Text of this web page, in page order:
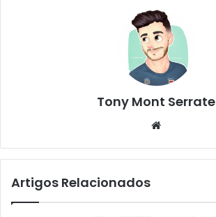
Tony Mont Serrate
te
Artigos Relacionados